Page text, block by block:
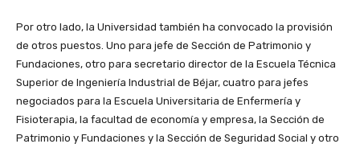
Por otro lado, la Universidad también ha convocado la provisión
de otros puestos. Uno para jefe de Sección de Patrimonio y
Fundaciones, otro para secretario director de la Escuela Técnica
Superior de Ingeniería Industrial de Béjar, cuatro para jefes
negociados para la Escuela Universitaria de Enfermería y
Fisioterapia, la facultad de economía y empresa, la Sección de
Patrimonio y Fundaciones y la Sección de Seguridad Social y otro